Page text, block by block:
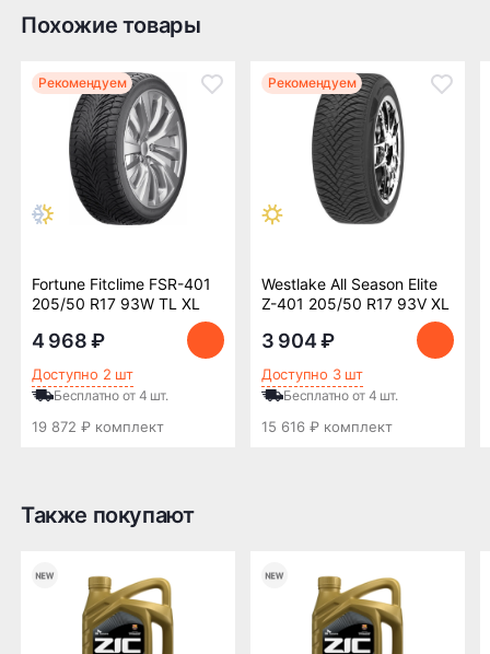
хорошей устойчивостью к аквапланированию и
что делает их отличным вариантом для лета.
Доставка по России транспортными компаниями:
Мы отправляем заказы по всей России всеми
транспортными компаниями (ПЭК, Деловые
Линии, ЖелДорЭкспедиция, Кит,
Автотрейдинг, Ратэк, Энергия и др.)
(4 шт) шин или
дисков до терминала
транспортной
компании в Нижнем
бесплатная
Бесплатно
дисков менее 4 шт
до терминала
транспортной
компании в Нижнем
500 ₽
ПОДРОБНЕЕ ОБ ДОСТАВКЕ
Возможна картой, наличными при получении,
также доступно оформление кредита и
формирование счёта для Юр.Лица
Похожие товары
Рекомендуем
Fortune Fitclime FSR-401
205/50 R17 93W TL XL
4 968 ₽
Доступно 2 шт
Бесплатно от 4 шт.
19 872 ₽ комплект
Рекомендуем
Westlake All Season Elite
Z-401 205/50 R17 93V XL
3 904 ₽
Доступно 3 шт
Бесплатно от 4 шт.
15 616 ₽ комплект
Также покупают